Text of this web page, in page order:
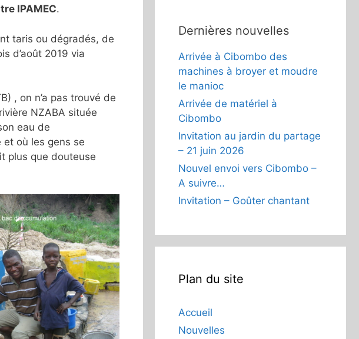
IPAMEC.
taris ou dégradés, de
d’août 2019 via
, on n’a pas trouvé de
NZABA située
eau de
et où les gens se
plus que douteuse
Dernières nouvelles
Arrivée à Cibombo des
machines à broyer et moudre
le manioc
Arrivée de matériel à
Cibombo
Invitation au jardin du partage
– 21 juin 2026
Nouvel envoi vers Cibombo –
A suivre…
Invitation – Goûter chantant
Plan du site
Accueil
Nouvelles